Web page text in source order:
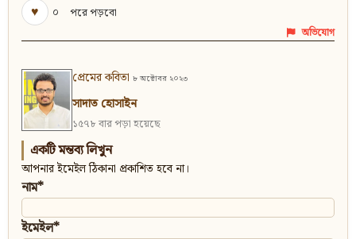
♥
০ পরে পড়বো
অভিযোগ
প্রেমের কবিতা ৮ অক্টোবর ২০২৩
সাদাত হোসাইন
১৫৭৮ বার পড়া হয়েছে
একটি মন্তব্য লিখুন
আপনার ইমেইল ঠিকানা প্রকাশিত হবে না।
নাম*
ইমেইল*